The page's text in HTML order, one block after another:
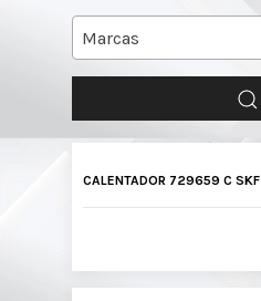
Marcas
CALENTADOR 729659 C SKF